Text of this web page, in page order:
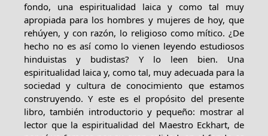
fondo, una espiritualidad laica y como tal muy
apropiada para los hombres y mujeres de hoy, que
rehúyen, y con razón, lo religioso como mítico. ¿De
hecho no es así como lo vienen leyendo estudiosos
hinduistas y budistas? Y lo leen bien. Una
espiritualidad laica y, como tal, muy adecuada para la
sociedad y cultura de conocimiento que estamos
construyendo. Y este es el propósito del presente
libro, también introductorio y pequeño: mostrar al
lector que la espiritualidad del Maestro Eckhart, de